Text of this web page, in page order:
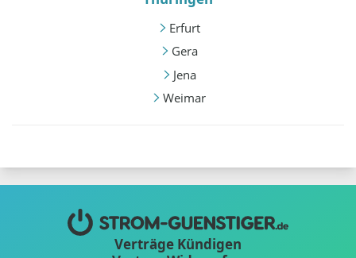
Erfurt
Gera
Jena
Weimar
Verträge Kündigen